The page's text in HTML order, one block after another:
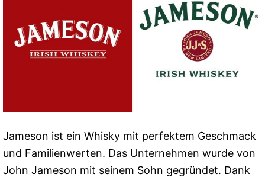
Jameson ist ein Whisky mit perfektem Geschmack
und Familienwerten. Das Unternehmen wurde von
John Jameson mit seinem Sohn gegründet. Dank